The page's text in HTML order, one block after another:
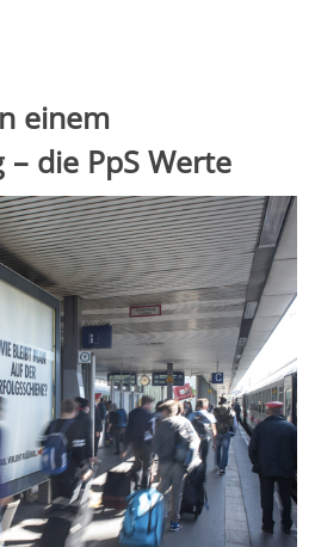
einem
– die PpS Werte